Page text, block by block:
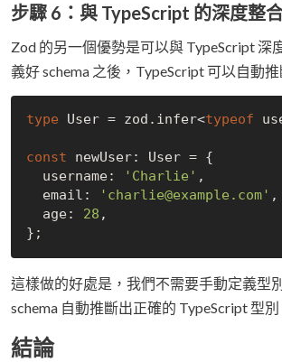
步驟 6：與 TypeScript 的深度整
Zod 的另一個優勢是可以與 TypeScript 深
義好 schema 之後，TypeScript 可以自動
type User = zod.infer<typeof
const newUser: User = {
  username:
'Charlie' ,
  email:
'charlie@example.com' ,
  age:
28 ,
這樣做的好處是，我們不需要手動定義型
schema 自動推斷出正確的 TypeScript 型別
結論